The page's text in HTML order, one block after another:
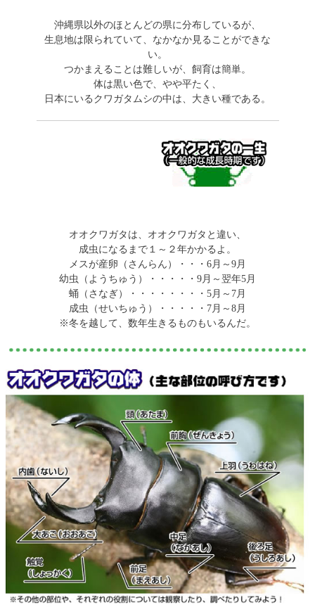
沖縄県以外のほとんどの県に分布しているが、
生息地は限られていて、なかなか見ることができな
い。
つかまえることは難しいが、飼育は簡単。
体は黒い色で、やや平たく、
日本にいるクワガタムシの中は、大きい種である。
オオクワガタは、オオクワガタと違い、
成虫になるまで１～２年かかるよ。
メスが産卵（さんらん）・・・6月～9月
幼虫（ようちゅう）・・・・・9月～翌年5月
蛹（さなぎ）・・・・・・・・5月～7月
成虫（せいちゅう）・・・・・7月～8月
※冬を越して、数年生きるものもいるんだ。